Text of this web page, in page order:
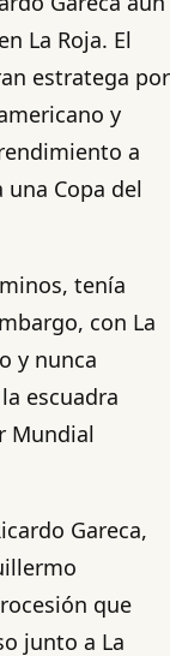
La Roja. El
estratega por
y
a
Copa del
tenía
con La
y nunca
escuadra
Mundial
Gareca,
que
junto a La